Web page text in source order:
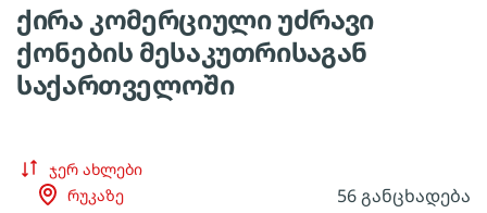
ქირა კომერციული უძრავი
ქონების მესაკუთრისაგან
საქართველოში
ჯერ ახლები
რუკაზე
56 განცხადება